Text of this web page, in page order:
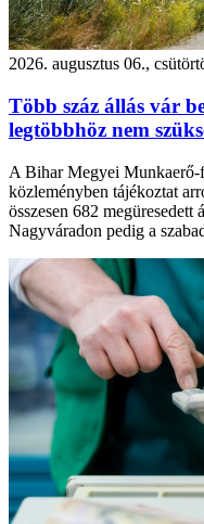
2026. augusztus 06.,
Több száz állás vár
legtöbbhöz nem
A Bihar Megyei
közleményben tájékoztat
összesen 682
Nagyváradon pedig a